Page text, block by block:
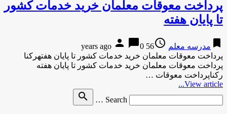
پرداخت معوقات معلمان خرید خدمات کشور
تا پایان هفته
bookmark مدرسه معلم access_time
56 years ago
person chat_bubble0
پرداخت معوقات معلمان خرید خدمات کشور تا پایان هفتهرکنا
پرداخت معوقات معلمان خرید خدمات کشور تا پایان هفته
رکناپرداخت معوقات …
View article...
Search …
search